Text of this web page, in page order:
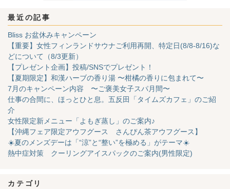
最近の記事
Bliss お盆休みキャンペーン
【重要】女性フィンランドサウナご利用再開、特定日(8/8-8/16)な
どについて（8/3更新）
【プレゼント企画】投稿/SNSでプレゼント！
【夏期限定】和漢ハーブの香り湯 〜柑橘の香りに包まれて〜
7月のキャンペーン内容 〜ご褒美女子スパ月間〜
仕事の合間に、ほっとひと息。五反田「タイムズカフェ」のご紹
介
女性限定新メニュー「よもぎ蒸し」のご案内♪
【沖縄フェア限定アウフグース さんぴん茶アウフグース】
☀️夏のメンズデーは「“涼”と“整い”を極める」がテーマ☀️
熱中症対策 クーリングアイスパックのご案内(男性限定)
カテゴリ